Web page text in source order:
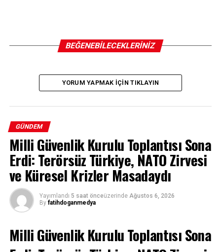
BEĞENEBILECEKLERINIZ
YORUM YAPMAK IÇIN TIKLAYIN
GÜNDEM
Milli Güvenlik Kurulu Toplantısı Sona
Erdi: Terörsüz Türkiye, NATO Zirvesi
ve Küresel Krizler Masadaydı
Yayımlandı 5 saat önceüzerinde Ağustos 6, 2026
By fatihdoganmedya
Milli Güvenlik Kurulu Toplantısı Sona